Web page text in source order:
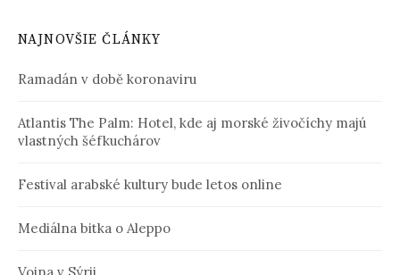
NAJNOVŠIE ČLÁNKY
Ramadán v době koronaviru
Atlantis The Palm: Hotel, kde aj morské živočíchy majú
vlastných šéfkuchárov
Festival arabské kultury bude letos online
Mediálna bitka o Aleppo
Vojna v Sýrii